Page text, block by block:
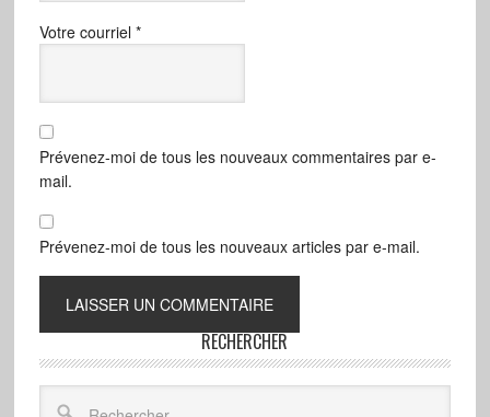
Votre courriel *
Prévenez-moi de tous les nouveaux commentaires par e-
mail.
Prévenez-moi de tous les nouveaux articles par e-mail.
RECHERCHER